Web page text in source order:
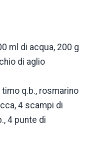
ml di acqua, 200 g
di aglio
timo q.b., rosmarino
4 scampi di
4 punte di